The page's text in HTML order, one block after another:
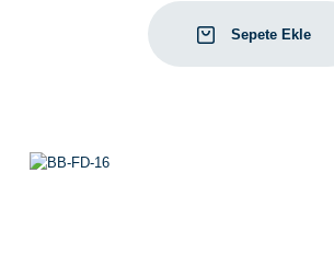
Sepete Ekle